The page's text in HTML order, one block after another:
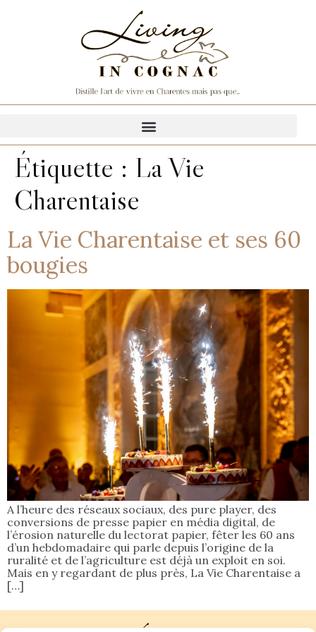
Étiquette : La Vie
Charentaise
La Vie Charentaise et ses 60
bougies
A l’heure des réseaux sociaux, des pure player, des
conversions de presse papier en média digital, de
l’érosion naturelle du lectorat papier, fêter les 60 ans
d’un hebdomadaire qui parle depuis l’origine de la
ruralité et de l’agriculture est déjà un exploit en soi.
Mais en y regardant de plus près, La Vie Charentaise a
[…]